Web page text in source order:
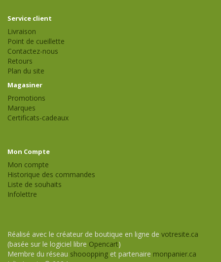
Service client
Livraison
Point de cueillette
Contactez-nous
Retours
Plan du site
Magasiner
Promotions
Marques
Certificats-cadeaux
Mon Compte
Mon compte
Historique des commandes
Liste de souhaits
Infolettre
Réalisé avec le créateur de boutique en ligne de votresite.ca
(basée sur le logiciel libre Opencart)
Membre du réseau shooopping et partenaire monpanier.ca